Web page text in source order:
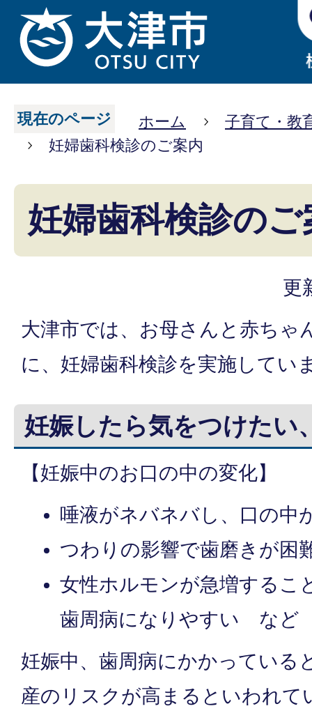
現在のページ ホーム
子育て・教
妊婦歯科検診のご案内
妊婦歯科検診のご
更
大津市では、お母さんと赤ちゃ
に、妊婦歯科検診を実施してい
妊娠したら気をつけたい
【妊娠中のお口の中の変化】
唾液がネバネバし、口の中
つわりの影響で歯磨きが困
女性ホルモンが急増するこ
歯周病になりやすい など
妊娠中、歯周病にかかっている
産のリスクが高まるといわれて